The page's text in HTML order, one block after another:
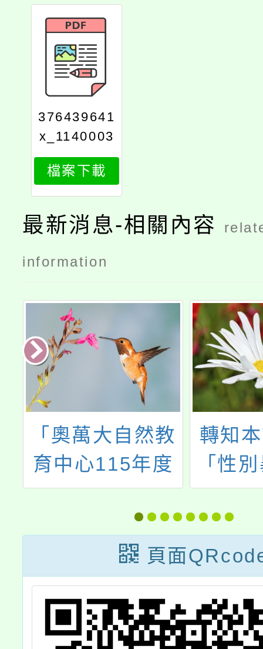
376439641
x_1140003
230_attach
1
檔案下載
最新消息-相關內容
information
「奧萬大自然教
育中心115年度
鳥類調查及地質
礦物研習課程」
報名資訊
轉知
「性
初級預
區防
課程
份，
名資
名
頁面